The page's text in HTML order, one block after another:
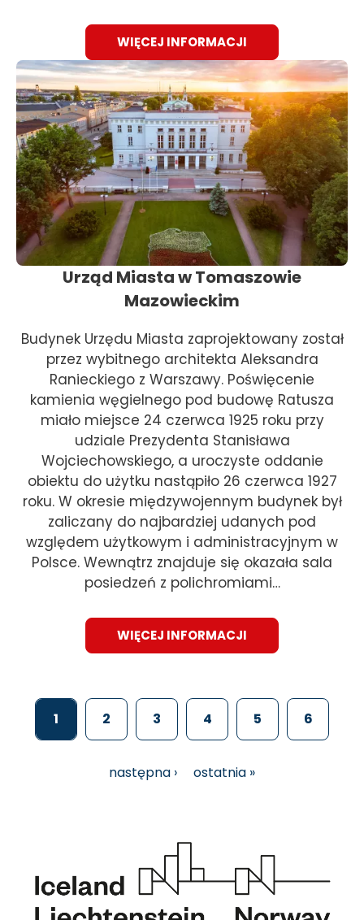
WIĘCEJ INFORMACJI
Urząd Miasta w Tomaszowie
Mazowieckim
Budynek Urzędu Miasta zaprojektowany został
przez wybitnego architekta Aleksandra
Ranieckiego z Warszawy. Poświęcenie
kamienia węgielnego pod budowę Ratusza
miało miejsce 24 czerwca 1925 roku przy
udziale Prezydenta Stanisława
Wojciechowskiego, a uroczyste oddanie
obiektu do użytku nastąpiło 26 czerwca 1927
roku. W okresie międzywojennym budynek był
zaliczany do najbardziej udanych pod
względem użytkowym i administracyjnym w
Polsce. Wewnątrz znajduje się okazała sala
posiedzeń z polichromiami…
WIĘCEJ INFORMACJI
Stronicowanie
Bieżąca
1 Page
2 Page
3 Page
4 Page
5 Page
6
następna
następna ›
ostatnia
ostatnia »